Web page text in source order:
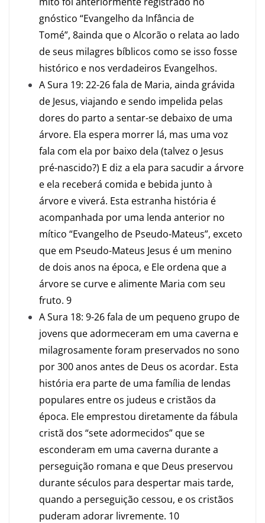
gnóstico “Evangelho da Infância de
Tomé”, 8ainda que o Alcorão o relata ao lado
de seus milagres bíblicos como se isso fosse
histórico e nos verdadeiros Evangelhos.
A Sura 19: 22-26 fala de Maria, ainda grávida
de Jesus, viajando e sendo impelida pelas
dores do parto a sentar-se debaixo de uma
árvore. Ela espera morrer lá, mas uma voz
fala com ela por baixo dela (talvez o Jesus
pré-nascido?) E diz a ela para sacudir a árvore
e ela receberá comida e bebida junto à
árvore e viverá. Esta estranha história é
acompanhada por uma lenda anterior no
mítico “Evangelho de Pseudo-Mateus”, exceto
que em Pseudo-Mateus Jesus é um menino
de dois anos na época, e Ele ordena que a
árvore se curve e alimente Maria com seu
fruto. 9
A Sura 18: 9-26 fala de um pequeno grupo de
jovens que adormeceram em uma caverna e
milagrosamente foram preservados no sono
por 300 anos antes de Deus os acordar. Esta
história era parte de uma família de lendas
populares entre os judeus e cristãos da
época. Ele emprestou diretamente da fábula
cristã dos “sete adormecidos” que se
esconderam em uma caverna durante a
perseguição romana e que Deus preservou
durante séculos para despertar mais tarde,
quando a perseguição cessou, e os cristãos
puderam adorar livremente. 10